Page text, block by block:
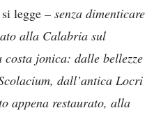
si legge – senza dimenticare
alla Calabria sul
jonica: dalle bellezze
dall’antica Locri
appena restaurato, alla